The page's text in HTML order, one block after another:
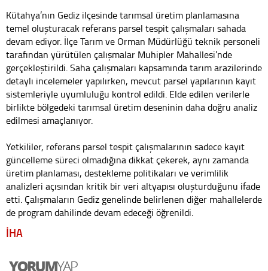
Kütahya’nın Gediz ilçesinde tarımsal üretim planlamasına
temel oluşturacak referans parsel tespit çalışmaları sahada
devam ediyor. İlçe Tarım ve Orman Müdürlüğü teknik personeli
tarafından yürütülen çalışmalar Muhipler Mahallesi’nde
gerçekleştirildi. Saha çalışmaları kapsamında tarım arazilerinde
detaylı incelemeler yapılırken, mevcut parsel yapılarının kayıt
sistemleriyle uyumluluğu kontrol edildi. Elde edilen verilerle
birlikte bölgedeki tarımsal üretim deseninin daha doğru analiz
edilmesi amaçlanıyor.
Yetkililer, referans parsel tespit çalışmalarının sadece kayıt
güncelleme süreci olmadığına dikkat çekerek, aynı zamanda
üretim planlaması, destekleme politikaları ve verimlilik
analizleri açısından kritik bir veri altyapısı oluşturduğunu ifade
etti. Çalışmaların Gediz genelinde belirlenen diğer mahallelerde
de program dahilinde devam edeceği öğrenildi.
İHA